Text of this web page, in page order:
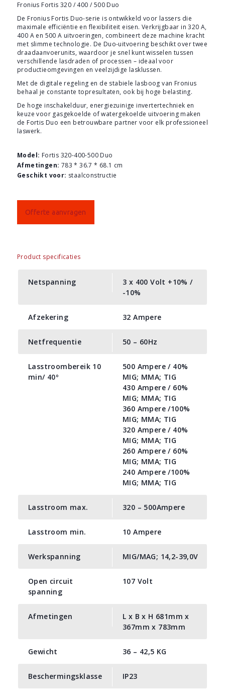
Fronius Fortis 320 / 400 / 500 Duo
De Fronius Fortis Duo-serie is ontwikkeld voor lassers die
maximale efficiëntie en flexibiliteit eisen. Verkrijgbaar in 320 A,
400 A en 500 A uitvoeringen, combineert deze machine kracht
met slimme technologie. De Duo-uitvoering beschikt over twee
draadaanvoerunits, waardoor je snel kunt wisselen tussen
verschillende lasdraden of processen – ideaal voor
productieomgevingen en veelzijdige lasklussen.
Met de digitale regeling en de stabiele lasboog van Fronius
behaal je constante topresultaten, ook bij hoge belasting.
De hoge inschakelduur, energiezuinige invertertechniek en
keuze voor gasgekoelde of watergekoelde uitvoering maken
de Fortis Duo een betrouwbare partner voor elk professioneel
laswerk.
Model: Fortis 320-400-500 Duo
Afmetingen: 783 * 36.7 * 68.1 cm
Geschikt voor: staalconstructie
Offerte aanvragen
Product specificaties
Netspanning
3 x 400 Volt +10% /
-10%
Afzekering 32 Ampere
Netfrequentie 50 – 60Hz
Lasstroombereik 10
min/ 40º
500 Ampere / 40%
MIG; MMA; TIG
430 Ampere / 60%
MIG; MMA; TIG
360 Ampere /100%
MIG; MMA; TIG
320 Ampere / 40%
MIG; MMA; TIG
260 Ampere / 60%
MIG; MMA; TIG
240 Ampere /100%
MIG; MMA; TIG
Lasstroom max. 320 – 500Ampere
Lasstroom min. 10 Ampere
Werkspanning MIG/MAG; 14,2-39,0V
Open circuit
spanning
107 Volt
Afmetingen
L x B x H 681mm x
367mm x 783mm
Gewicht 36 – 42,5 KG
Beschermingsklasse IP23